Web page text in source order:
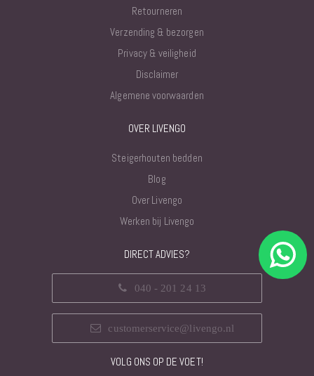
Retourneren
Verzending & bezorgen
Privacy & veiligheid
Disclaimer
Algemene voorwaarden
OVER LIVENGO
Steigerhouten bedden
Blog
Over Livengo
Werken bij Livengo
DIRECT ADVIES?
040 - 201 24 13
customerservice@livengo.nl
VOLG ONS OP DE VOET!